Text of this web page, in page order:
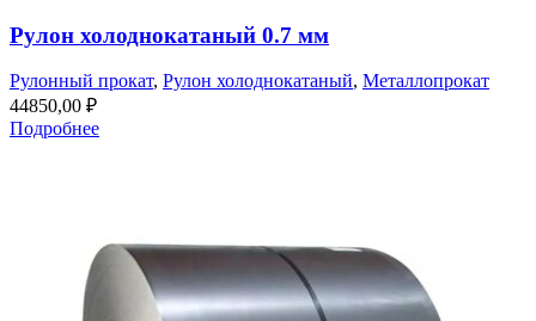
Рулон холоднокатаный 0.7 мм
Рулонный прокат, Рулон холоднокатаный, Металлопрокат
44850,00 ₽
Подробнее